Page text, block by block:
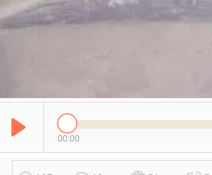
00:00